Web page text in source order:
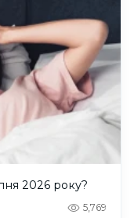
2026 року?
5,769